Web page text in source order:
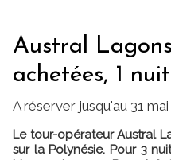
Austral
achetées, 1
A réserver jusqu'au 31 mai
Le tour-opérateur Austral
sur la Polynésie. Pour 3